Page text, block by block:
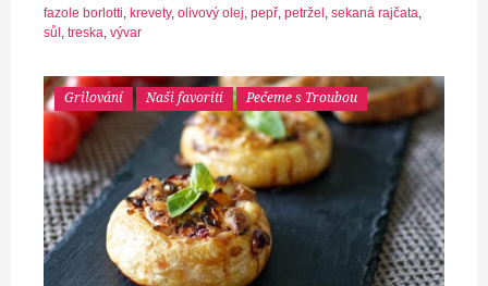
fazole borlotti, krevety, olivový olej, pepř, petržel , sekaná rajčata,
sůl , treska, vývar
Grilování Naši favoriti Pečeme s Troubou